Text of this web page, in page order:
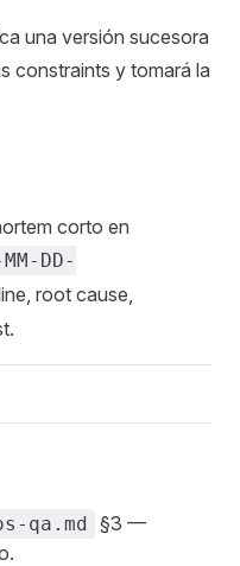
una versión sucesora
constraints y tomará la
corto en
DD-
root cause,
qa.md §3 —